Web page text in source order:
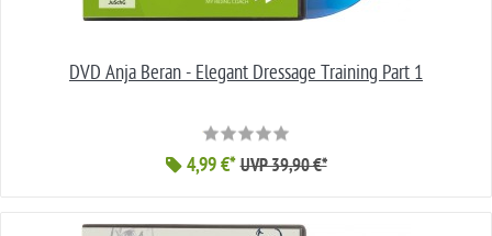
DVD Anja Beran - Elegant Dressage Training Part 1
4,99 €* UVP 39,90 €*